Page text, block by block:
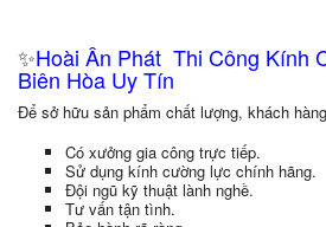
✨Hoài Ân Phát Thi Công Kính
Biên Hòa Uy Tín
Để sở hữu sản phẩm chất lượng, khách
Có xưởng gia công trực tiếp.
Sử dụng kính cường lực chính hãng.
Đội ngũ kỹ thuật lành nghề.
Tư vấn tận tình.